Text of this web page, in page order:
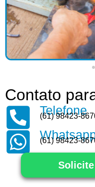
Contato
Telefone
(61) 98423-
(61) 98423-